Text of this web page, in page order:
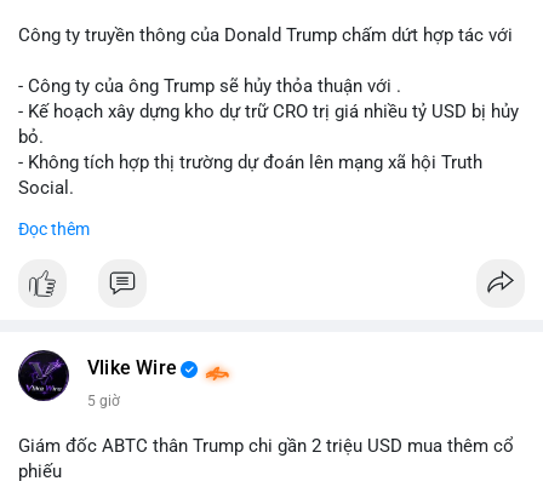
thấy cá voi đang thăm dò thanh khoản thị trường trước khi có
Lời khuyên cho nhà đầu tư nhỏ lẻ: Theo dõi xác nhận giao dịch
và dòng tiền tiếp theo từ ví nguồn. Khối lượng này chưa đủ tạo
áp lực bán mạnh, nhưng nếu xuất hiện thêm 2-3 giao dịch
tương tự trong 24 giờ tới, khả năng cao là sóng điều chỉnh
ở vùng giá hiện tại.
#12dot1btc #786kusd
Công ty truyền thông của Donald Trump chấm dứt hợp tác với
- Công ty của ông Trump sẽ hủy thỏa thuận với .
- Kế hoạch xây dựng kho dự trữ CRO trị giá nhiều tỷ USD bị hủy
bỏ.
- Không tích hợp thị trường dự đoán lên mạng xã hội Truth
Social.
#binancesquare
$cro
📰 Nguồn: Cointelegraph
Đọc thêm
Vlike Wire
5 giờ
Giám đốc ABTC thân Trump chi gần 2 triệu USD mua thêm cổ
phiếu